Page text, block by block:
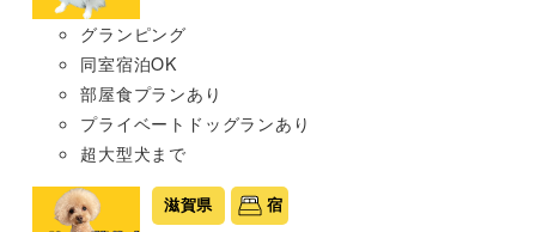
グランピング
同室宿泊OK
部屋食プランあり
プライベートドッグランあり
超大型犬まで
滋賀県 宿